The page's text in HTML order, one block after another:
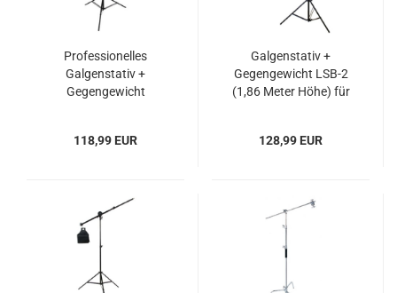
Professionelles
Galgenstativ +
Gegengewicht
118,99 EUR
Galgenstativ +
Gegengewicht LSB-2
(1,86 Meter Höhe) für
Fotokameras
128,99 EUR